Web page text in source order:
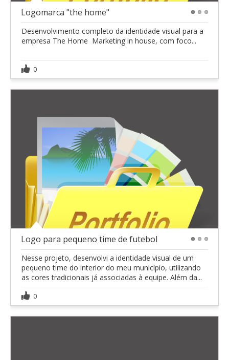
Logomarca "the home"
Desenvolvimento completo da identidade visual para a
empresa The Home  Marketing in house, com foco...
0
Logo para pequeno time de futebol
Nesse projeto, desenvolvi a identidade visual de um
pequeno time do interior do meu município, utilizando
as cores tradicionais já associadas à equipe. Além da...
0